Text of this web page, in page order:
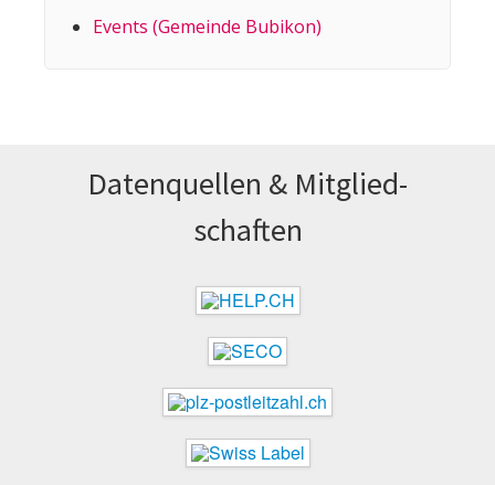
Events (Gemeinde Bubikon)
Datenquellen & Mitglied­
schaften